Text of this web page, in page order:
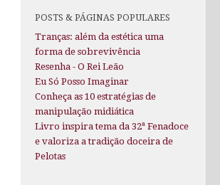
POSTS & PÁGINAS POPULARES
Tranças: além da estética uma
forma de sobrevivência
Resenha - O Rei Leão
Eu Só Posso Imaginar
Conheça as 10 estratégias de
manipulação midiática
Livro inspira tema da 32ª Fenadoce
e valoriza a tradição doceira de
Pelotas